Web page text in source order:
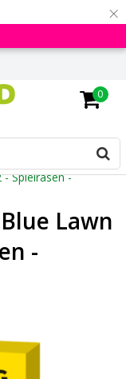
×
EXPERTEN 0
Spielrasen -
Lawn
-